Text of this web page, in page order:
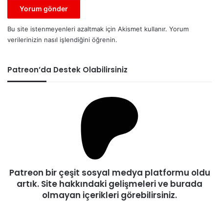
Bu site istenmeyenleri azaltmak için Akismet kullanır. Yorum
verilerinizin nasıl işlendiğini öğrenin.
Patreon’da Destek Olabilirsiniz
Patreon bir çeşit sosyal medya platformu oldu
artık. Site hakkındaki gelişmeleri ve burada
olmayan içerikleri görebilirsiniz.